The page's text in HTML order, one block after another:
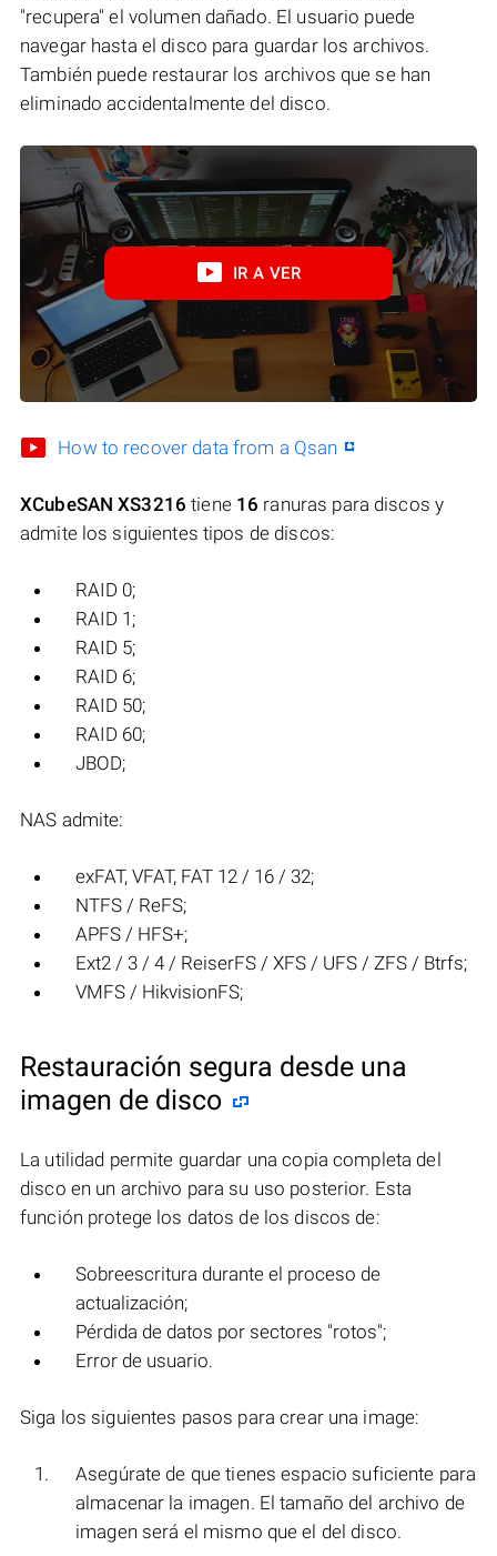
"recupera" el volumen dañado. El usuario puede
navegar hasta el disco para guardar los archivos.
También puede restaurar los archivos que se han
eliminado accidentalmente del disco.
IR A VER
How to recover data from a Qsan
XCubeSAN XS3216 tiene 16 ranuras para discos y
admite los siguientes tipos de discos:
RAID 0;
RAID 1;
RAID 5;
RAID 6;
RAID 50;
RAID 60;
JBOD;
NAS admite:
exFAT, VFAT, FAT 12 / 16 / 32;
NTFS / ReFS;
APFS / HFS+;
Ext2 / 3 / 4 / ReiserFS / XFS / UFS / ZFS / Btrfs;
VMFS / HikvisionFS;
Restauración segura desde una
imagen de disco
La utilidad permite guardar una copia completa del
disco en un archivo para su uso posterior. Esta
función protege los datos de los discos de:
Sobreescritura durante el proceso de
actualización;
Pérdida de datos por sectores "rotos";
Error de usuario.
Siga los siguientes pasos para crear una image:
Asegúrate de que tienes espacio suficiente para
almacenar la imagen. El tamaño del archivo de
imagen será el mismo que el del disco.